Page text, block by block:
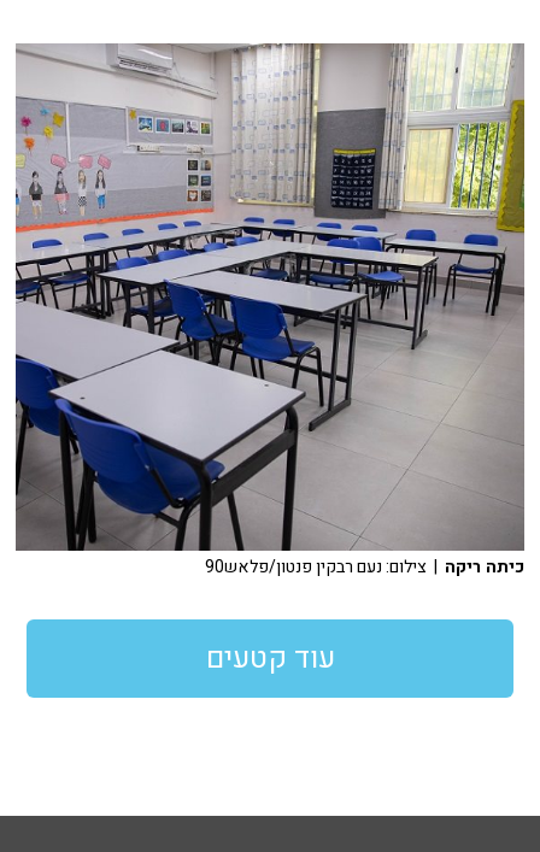
כיתה ריקה | צילום: נעם רבקין פנטון/פלאש90
עוד קטעים